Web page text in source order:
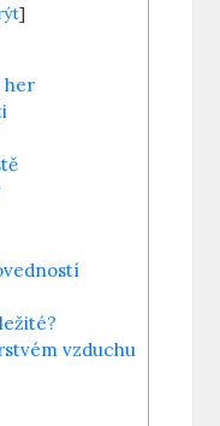
]
her
vzduchu